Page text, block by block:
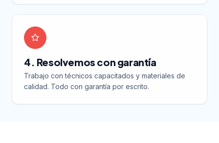
4. Resolvemos con garantía
Trabajo con técnicos capacitados y materiales de
calidad. Todo con garantía por escrito.